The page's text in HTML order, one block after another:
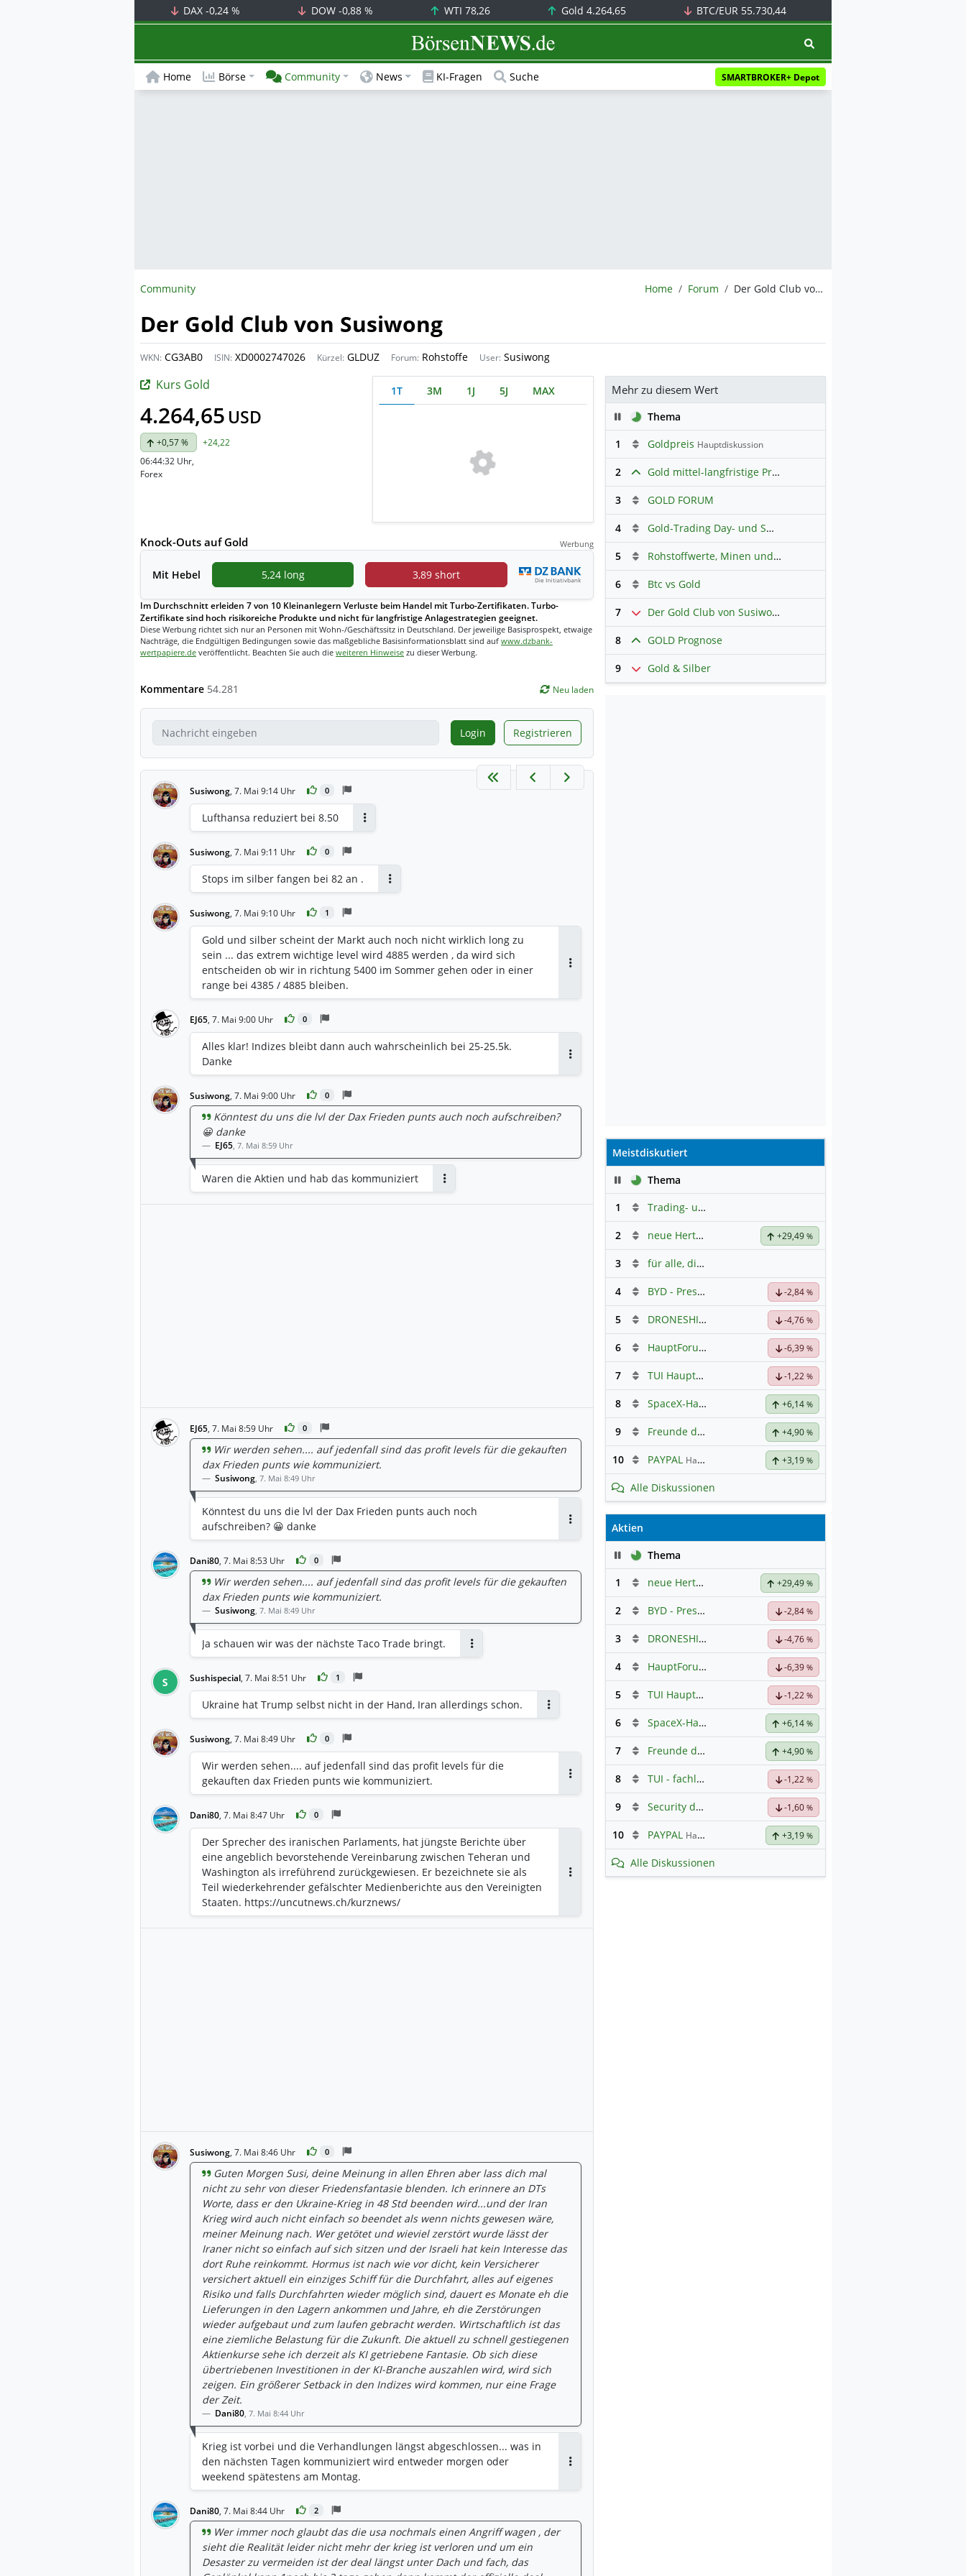
DAX-0,24 % DOW -0,88 % WTI 78,26 Gold 4.264,65 BTC/EUR 55.730,44
BörsenNEWS.de
Home Börse Community News KI-Fragen Suche SMARTBROKER+ Depot
Community BörsenNEWS.de
Home Forum Der Gold Club von Susiwong
Der Gold Club von Susiwong
WKN: CG3AB0 ISIN: XD0002747026 Kürzel: GLDUZ Forum: Rohstoffe User: Susiwong
Kurs Gold
4.264,65 USD
+0,57 %
+24,22
06:44:32 Uhr,
Forex
1T 3M 1J 5J MAX
Knock-Outs auf Gold Werbung
Mit Hebel 5,24 long 3,89 short
Im Durchschnitt erleiden 7 von 10 Kleinanlegern Verluste beim Handel mit Turbo-Zertifikaten. Turbo-
Zertifikate sind hoch risikoreiche Produkte und nicht für langfristige Anlagestrategien geeignet.
Diese Werbung richtet sich nur an Personen mit Wohn-/Geschäftssitz in Deutschland. Der jeweilige Basisprospekt, etwaige
Nachträge, die Endgültigen Bedingungen sowie das maßgebliche Basisinformationsblatt sind auf www.dzbank-
wertpapiere.de veröffentlicht. Beachten Sie auch die weiteren Hinweise zu dieser Werbung.
Kommentare 54.281 Neu laden
Login Registrieren
Susiwong, 7. Mai 9:14 Uhr 0
Lufthansa reduziert bei 8.50
Susiwong, 7. Mai 9:11 Uhr 0
Stops im silber fangen bei 82 an .
Susiwong, 7. Mai 9:10 Uhr 1
Gold und silber scheint der Markt auch noch nicht wirklich long zu
sein ... das extrem wichtige level wird 4885 werden , da wird sich
entscheiden ob wir in richtung 5400 im Sommer gehen oder in einer
range bei 4385 / 4885 bleiben.
EJ65, 7. Mai 9:00 Uhr 0
Alles klar! Indizes bleibt dann auch wahrscheinlich bei 25-25.5k.
Danke
Susiwong, 7. Mai 9:00 Uhr 0
Könntest du uns die lvl der Dax Frieden punts auch noch aufschreiben?
😀 danke
EJ65, 7. Mai 8:59 Uhr
Waren die Aktien und hab das kommuniziert
EJ65, 7. Mai 8:59 Uhr 0
Wir werden sehen.... auf jedenfall sind das profit levels für die gekauften
dax Frieden punts wie kommuniziert.
Susiwong, 7. Mai 8:49 Uhr
Könntest du uns die lvl der Dax Frieden punts auch noch
aufschreiben? 😀 danke
Dani80, 7. Mai 8:53 Uhr 0
Wir werden sehen.... auf jedenfall sind das profit levels für die gekauften
dax Frieden punts wie kommuniziert.
Susiwong, 7. Mai 8:49 Uhr
Ja schauen wir was der nächste Taco Trade bringt.
S Sushispecial, 7. Mai 8:51 Uhr 1
Ukraine hat Trump selbst nicht in der Hand, Iran allerdings schon.
Susiwong, 7. Mai 8:49 Uhr 0
Wir werden sehen.... auf jedenfall sind das profit levels für die
gekauften dax Frieden punts wie kommuniziert.
Dani80, 7. Mai 8:47 Uhr 0
Der Sprecher des iranischen Parlaments, hat jüngste Berichte über
eine angeblich bevorstehende Vereinbarung zwischen Teheran und
Washington als irreführend zurückgewiesen. Er bezeichnete sie als
Teil wiederkehrender gefälschter Medienberichte aus den Vereinigten
Staaten. https://uncutnews.ch/kurznews/
Susiwong, 7. Mai 8:46 Uhr 0
Guten Morgen Susi, deine Meinung in allen Ehren aber lass dich mal
nicht zu sehr von dieser Friedensfantasie blenden. Ich erinnere an DTs
Worte, dass er den Ukraine-Krieg in 48 Std beenden wird...und der Iran
Krieg wird auch nicht einfach so beendet als wenn nichts gewesen wäre,
meiner Meinung nach. Wer getötet und wieviel zerstört wurde lässt der
Iraner nicht so einfach auf sich sitzen und der Israeli hat kein Interesse das
dort Ruhe reinkommt. Hormus ist nach wie vor dicht, kein Versicherer
versichert aktuell ein einziges Schiff für die Durchfahrt, alles auf eigenes
Risiko und falls Durchfahrten wieder möglich sind, dauert es Monate eh die
Lieferungen in den Lagern ankommen und Jahre, eh die Zerstörungen
wieder aufgebaut und zum laufen gebracht werden. Wirtschaftlich ist das
eine ziemliche Belastung für die Zukunft. Die aktuell zu schnell gestiegenen
Aktienkurse sehe ich derzeit als KI getriebene Fantasie. Ob sich diese
übertriebenen Investitionen in der KI-Branche auszahlen wird, wird sich
zeigen. Ein größerer Setback in den Indizes wird kommen, nur eine Frage
der Zeit.
Dani80, 7. Mai 8:44 Uhr
Krieg ist vorbei und die Verhandlungen längst abgeschlossen... was in
den nächsten Tagen kommuniziert wird entweder morgen oder
weekend spätestens am Montag.
Dani80, 7. Mai 8:44 Uhr 2
Wer immer noch glaubt das die usa nochmals einen Angriff wagen , der
sieht die Realität leider nicht mehr der krieg ist verloren und um ein
Desaster zu vermeiden ist der deal längst unter Dach und fach, das
Mehr zu diesem Wert
PauseThema
1
Goldpreis Hauptdiskussion
2 Gold mittel-langfristige Prognosen
3 GOLD FORUM
4 Gold-Trading Day- und Swingtrading (freier Austausch)
5 Rohstoffwerte, Minen und Explorer
6 Btc vs Gold
7 Der Gold Club von Susiwong
8 GOLD Prognose
9 Gold & Silber
Meistdiskutiert
PauseThema
1
Trading- und Aktien-Chat
2 neue Hertz Aktie +29,49%
3 für alle, die es ehrlich meinen beim Traden.
4 BYD - Presselinks -2,84%
5 DRONESHIELD LTD Hauptdiskussion
-4,76%
6 HauptForum SK HYNIC -6,39%
7 TUI Hauptforum -1,22%
8 SpaceX-Haupt-Hauptforum +6,14%
9 Freunde der Telekom +4,90%
10 PAYPAL Hauptdiskussion +3,19%
Alle Diskussionen
Aktien
PauseThema
1
neue Hertz Aktie +29,49%
2 BYD - Presselinks -2,84%
3 DRONESHIELD LTD Hauptdiskussion
-4,76%
4 HauptForum SK HYNIC -6,39%
5 TUI Hauptforum -1,22%
6 SpaceX-Haupt-Hauptforum +6,14%
7 Freunde der Telekom +4,90%
8 TUI - fachlicher Austausch -1,22%
9 Security der nächsten Generation -1,60%
10 PAYPAL Hauptdiskussion +3,19%
Alle Diskussionen